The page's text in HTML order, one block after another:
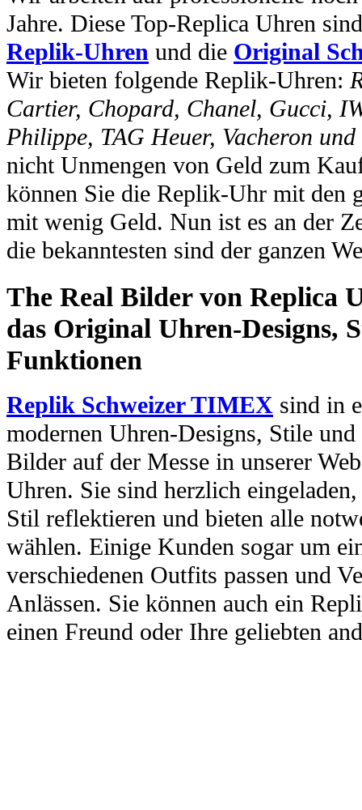
Jahre. Diese Top-Replica Uhren
Replik-Uhren und die Original
Wir bieten folgende Replik-Uhren:
Cartier, Chopard, Chanel, Gucci,
Philippe, TAG Heuer, Vacheron
nicht Unmengen von Geld zum
können Sie die Replik-Uhr mit den
mit wenig Geld. Nun ist es an der
die bekanntesten sind der ganzen
The Real Bilder von Replica
das Original Uhren-Designs,
Funktionen
Replik Schweizer TIMEX sind in
modernen Uhren-Designs, Stile
Bilder auf der Messe in unserer
Uhren. Sie sind herzlich
Stil reflektieren und bieten alle
wählen. Einige Kunden sogar um
verschiedenen Outfits passen und
Anlässen. Sie können auch ein
einen Freund oder Ihre geliebten